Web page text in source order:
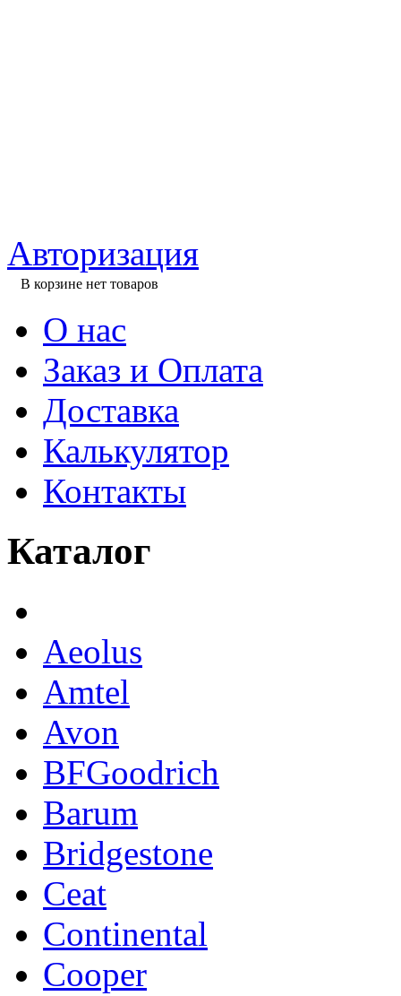
Авторизация
В корзине нет товаров
О нас
Заказ и Оплата
Доставка
Калькулятор
Контакты
Каталог
Aeolus
Amtel
Avon
BFGoodrich
Barum
Bridgestone
Ceat
Continental
Cooper